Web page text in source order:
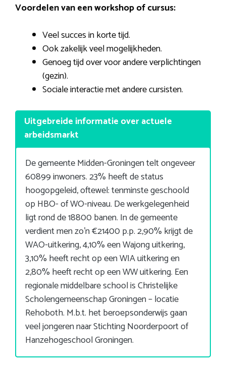
Voordelen van een workshop of cursus:
Veel succes in korte tijd.
Ook zakelijk veel mogelijkheden.
Genoeg tijd over voor andere verplichtingen
(gezin).
Sociale interactie met andere cursisten.
Uitgebreide informatie over actuele
arbeidsmarkt
De gemeente Midden-Groningen telt ongeveer
60899 inwoners. 23% heeft de status
hoogopgeleid, oftewel: tenminste geschoold
op HBO- of WO-niveau. De werkgelegenheid
ligt rond de 18800 banen. In de gemeente
verdient men zo’n €21400 p.p. 2,90% krijgt de
WAO-uitkering, 4,10% een Wajong uitkering,
3,10% heeft recht op een WIA uitkering en
2,80% heeft recht op een WW uitkering. Een
regionale middelbare school is Christelijke
Scholengemeenschap Groningen – locatie
Rehoboth. M.b.t. het beroepsonderwijs gaan
veel jongeren naar Stichting Noorderpoort of
Hanzehogeschool Groningen.